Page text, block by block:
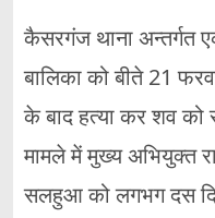
कैसरगंज थाना अन्तर्गत
बालिका को बीते 21
के बाद हत्या कर शव
मामले में मुख्य अभियुक्त
सलहुआ को लगभग दस